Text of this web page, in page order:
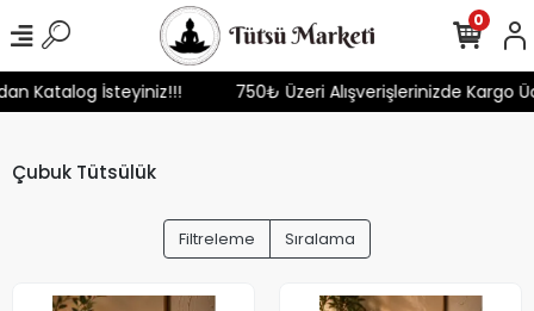
Katalog İsteyiniz!!! 750₺ Üzeri Alışverişlerinizde
0
Çubuk Tütsülük
Filtreleme Sıralama